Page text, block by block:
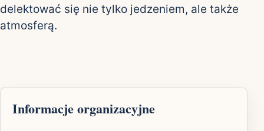
delektować się nie tylko jedzeniem, ale także
atmosferą.
Informacje organizacyjne